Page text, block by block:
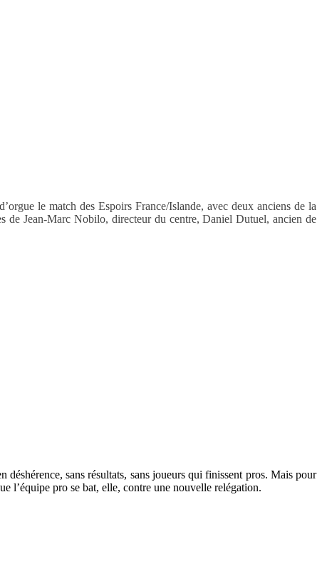
le match des Espoirs France/Islande, avec deux anciens de la
de Jean-Marc Nobilo, directeur du centre, Daniel Dutuel, ancien de
sans résultats, sans joueurs qui finissent pros. Mais pour
l’équipe pro se bat, elle, contre une nouvelle relégation.